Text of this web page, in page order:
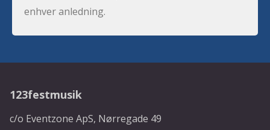
enhver anledning.
123festmusik
c/o Eventzone ApS, Nørregade 49